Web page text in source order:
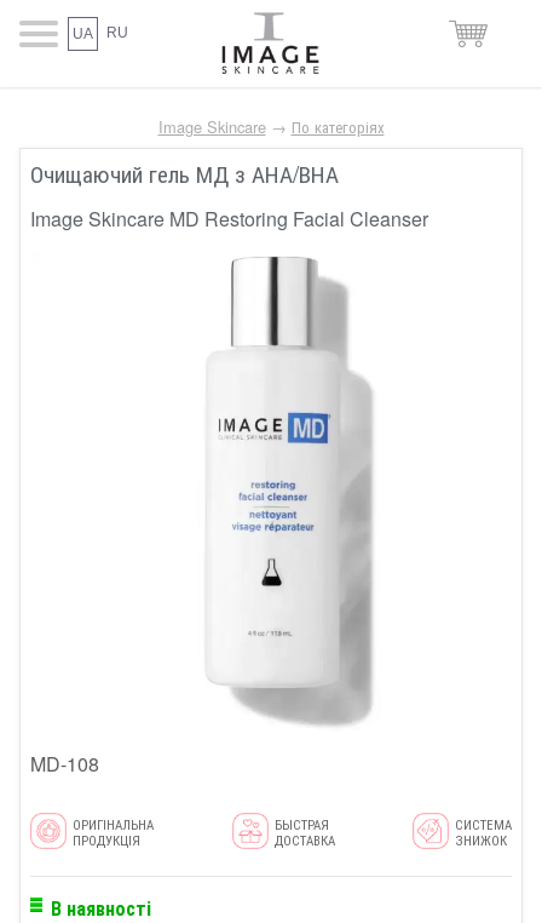
UA RU
Image Skincare → По категоріях
Очищаючий гель МД з АНА/ВНА
Image Skincare MD Restoring Facial Cleanser
MD-108
ОРИГІНАЛЬНА
ПРОДУКЦІЯ
БЫСТРАЯ
ДОСТАВКА
СИСТЕМА
ЗНИЖОК
В наявності